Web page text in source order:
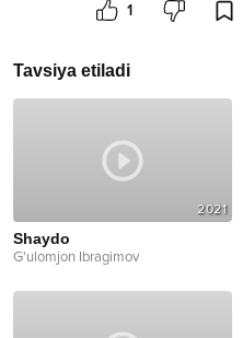
1
Tavsiya etiladi
2021
Shaydo
G'ulomjon Ibragimov